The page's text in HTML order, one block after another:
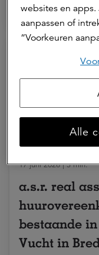
ASR Dutch Prime
17 juni 2026 | 3 min.
a.s.r. real
bestaande
Vucht in
websites en
aanpassen of
“Voorkeuren
Alle